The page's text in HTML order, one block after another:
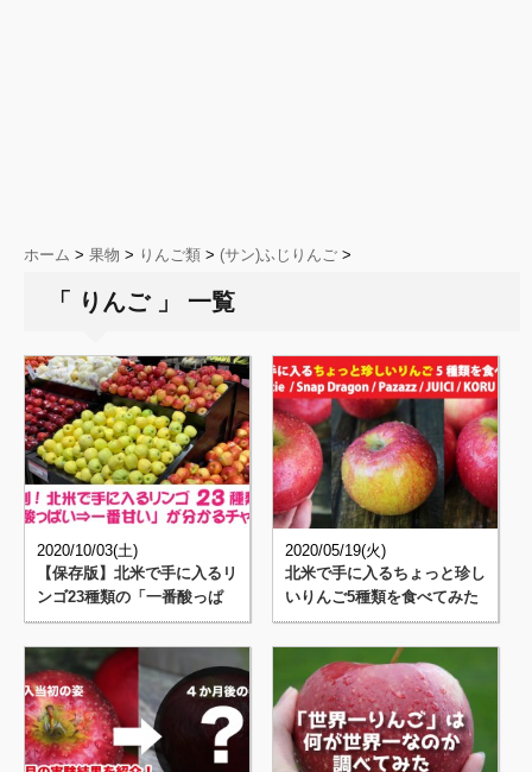
ホーム > 果物 > りんご類 > (サン)ふじりんご >
「 りんご 」 一覧
2020/10/03(土)
【保存版】北米で手に入るリ
ンゴ23種類の「一番酸っぱ
い⇒一番甘い」が分かるチャ
ー･･･
2020/05/19(火)
北米で手に入るちょっと珍し
いりんご5種類を食べてみた
(Sweetie / Sna･･･